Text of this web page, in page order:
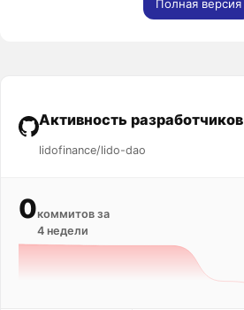
Полная версия
Активность разработчиков
lidofinance/lido-dao
0коммитов за
4 недели